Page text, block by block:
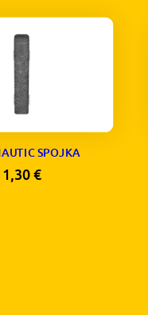
SPOJKA
1,30€